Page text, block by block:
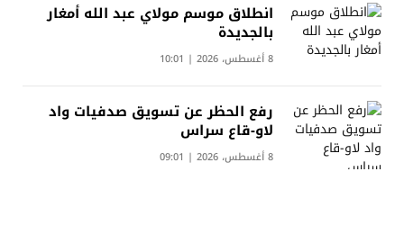
انطلاق موسم مولاي عبد الله أمغار
بالجديدة
8 أغسطس، 2026 | 10:01
رفع الحظر عن تسويق صدفيات واد
لاو-قاع سراس
8 أغسطس، 2026 | 09:01